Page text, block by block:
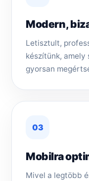
Modern,
Letisztult,
készítünk,
gyorsan
03
Mobilra
Mivel a legtöbb